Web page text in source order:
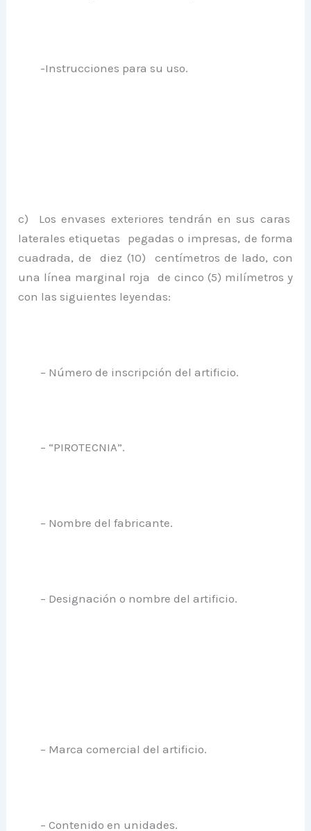
-Instrucciones para su uso.
c) Los envases exteriores tendrán en sus caras
laterales etiquetas pegadas o impresas, de forma
cuadrada, de diez (10) centímetros de lado, con
una línea marginal roja de cinco (5) milímetros y
con las siguientes leyendas:
– Número de inscripción del artificio.
– “PIROTECNIA”.
– Nombre del fabricante.
– Designación o nombre del artificio.
– Marca comercial del artificio.
– Contenido en unidades.